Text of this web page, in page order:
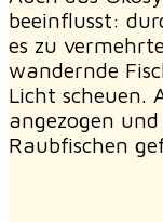
beeinflusst:
es zu
wandernde
Licht scheuen.
angezogen
Raubfischen